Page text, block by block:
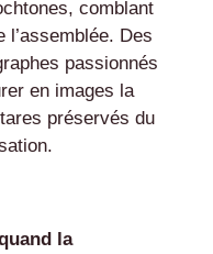
comblant
Des
passionnés
en images la
préservés du
la